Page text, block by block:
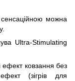
можна
Ultra-Stimulating
ефект ковзання без
(зігрів для